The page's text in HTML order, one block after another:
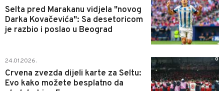
Selta pred Marakanu vidjela "novog
Darka Kovačevića": Sa desetoricom
je razbio i poslao u Beograd
24.01.2026.
Crvena zvezda dijeli karte za Seltu:
Evo kako možete besplatno da
0